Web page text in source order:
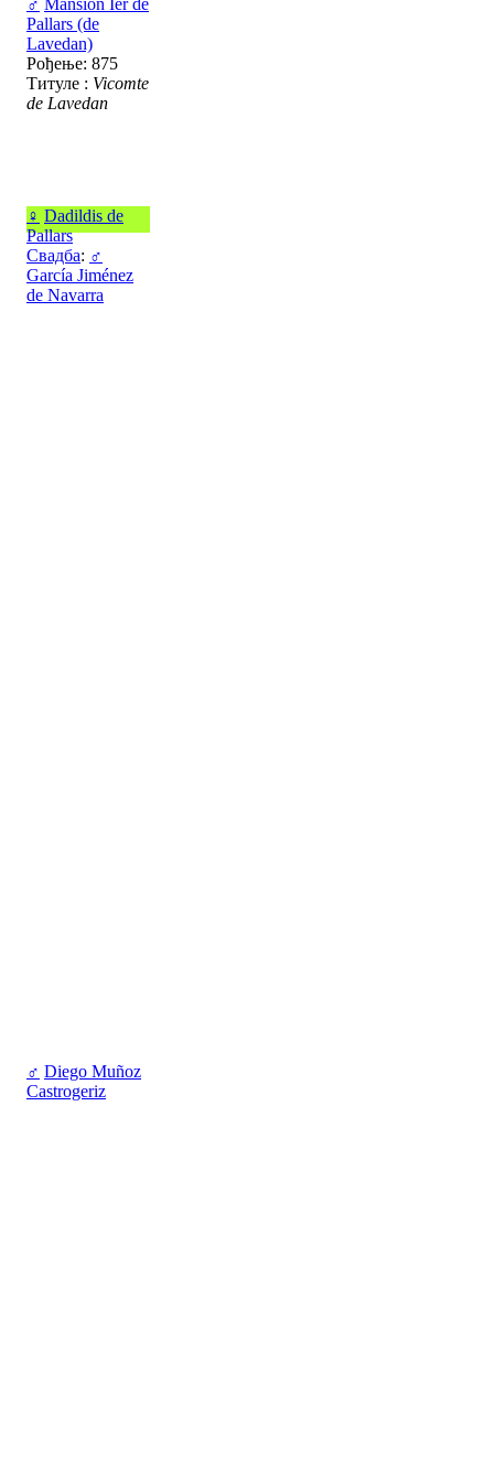
♂ Mansion Ier de
Pallars (de
Lavedan)
Рођење: 875
Титуле : Vicomte
de Lavedan
♀ Dadildis de
Pallars
Свадба: ♂
García Jiménez
de Navarra
♂ Diego Muñoz
Castrogeriz